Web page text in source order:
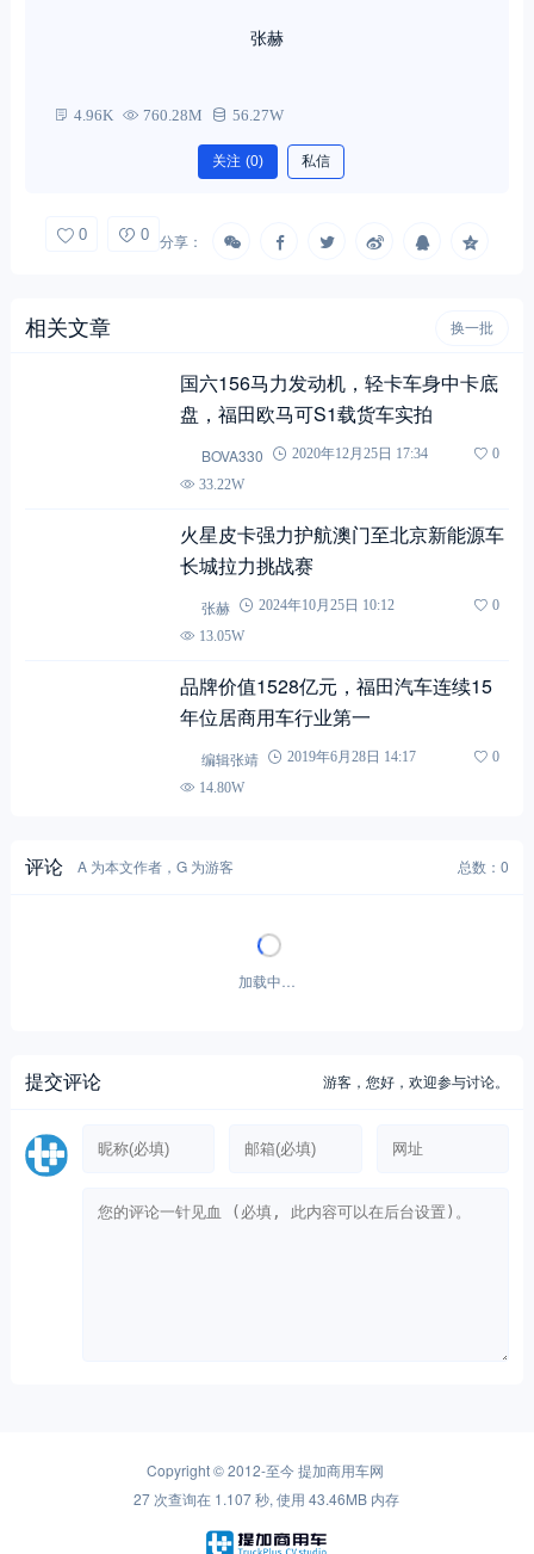
张赫
4.96K 760.28M 56.27W
关注 (0) 私信
0 0 分享：
相关文章 换一批
国六156马力发动机，轻卡车身中卡底
盘，福田欧马可S1载货车实拍
BOVA330 2020年12月25日 17:34
0
33.22W
火星皮卡强力护航澳门至北京新能源车
长城拉力挑战赛
张赫 2024年10月25日 10:12
0
13.05W
品牌价值1528亿元，福田汽车连续15
年位居商用车行业第一
编辑张靖 2019年6月28日 14:17
0
14.80W
评论 A 为本文作者，G 为游客 总数：0
加载中…
提交评论 游客，您好，欢迎参与讨论。
Copyright © 2012-至今提加商用车网
27 次查询在 1.107 秒, 使用 43.46MB 内存